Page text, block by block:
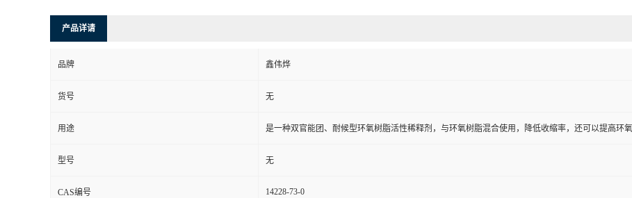
产品详请
品牌 鑫伟烨
货号 无
用途 是一种双官能团、耐候型环氧树脂活性稀释剂，与环氧树脂混合使用，降低收缩率，还可以提高环
型号 无
CAS编号 14228-73-0